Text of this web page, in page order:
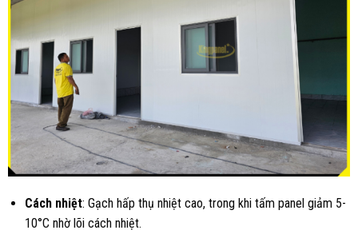
Cách nhiệt: Gạch hấp thụ nhiệt cao, trong khi tấm panel giảm 5-
10°C nhờ lõi cách nhiệt.